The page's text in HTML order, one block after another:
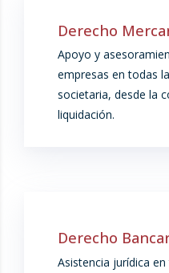
Derecho
Apoyo y
empresas en todas
societaria, desde la
liquidación.
Derecho
Asistencia jurídica